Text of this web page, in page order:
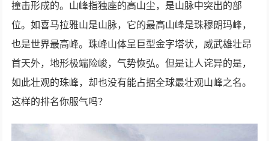
撞击形成的。山峰指独座的高山尘，是山脉中突出的部
位。如喜马拉雅山是山脉，它的最高山峰是珠穆朗玛峰，
也是世界最高峰。珠峰山体呈巨型金字塔状，威武雄壮昂
首天外，地形极端险峻，气势恢弘。但是让人诧异的是，
如此壮观的珠峰，却也没有能占据全球最壮观山峰之名。
这样的排名你服气吗？